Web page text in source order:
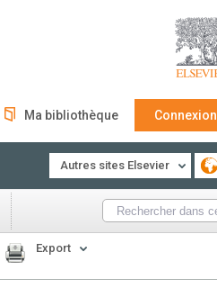
Ma bibliothèque Connexion
Autres sites Elsevier
Export